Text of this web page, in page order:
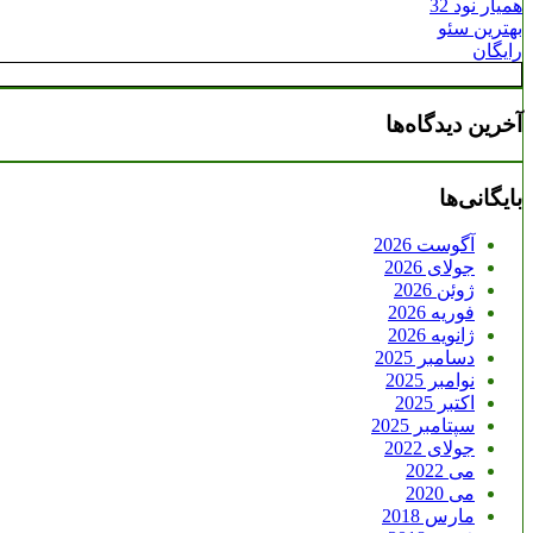
همیار نود 32
بهترین سئو
رایگان
آخرین دیدگاه‌ها
بایگانی‌ها
آگوست 2026
جولای 2026
ژوئن 2026
فوریه 2026
ژانویه 2026
دسامبر 2025
نوامبر 2025
اکتبر 2025
سپتامبر 2025
جولای 2022
می 2022
می 2020
مارس 2018